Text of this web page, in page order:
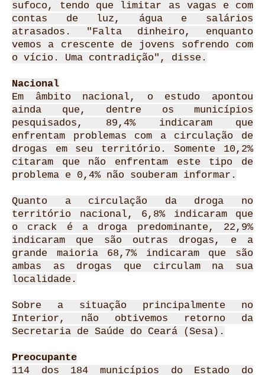
sufoco, tendo que limitar as vagas e com
contas de luz, água e salários
atrasados. "Falta dinheiro, enquanto
vemos a crescente de jovens sofrendo com
o vício. Uma contradição", disse.
Nacional
Em âmbito nacional, o estudo apontou
ainda que, dentre os municípios
pesquisados, 89,4% indicaram que
enfrentam problemas com a circulação de
drogas em seu território. Somente 10,2%
citaram que não enfrentam este tipo de
problema e 0,4% não souberam informar.
Quanto a circulação da droga no
território nacional, 6,8% indicaram que
o crack é a droga predominante, 22,9%
indicaram que são outras drogas, e a
grande maioria 68,7% indicaram que são
ambas as drogas que circulam na sua
localidade.
Sobre a situação principalmente no
Interior, não obtivemos retorno da
Secretaria de Saúde do Ceará (Sesa).
Preocupante
114 dos 184 municípios do Estado do